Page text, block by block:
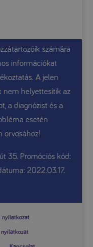
számára
információkat
A jelen
nem helyettesítik az
a diagnózist és a
esetén
orvosához!
35. Promóciós kód:
2022.03.17.
nyilatkozat